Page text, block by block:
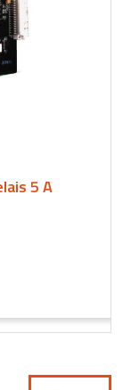
5 A